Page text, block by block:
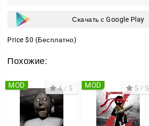
Скачать с Google Play
Price $0 (Бесплатно)
Похожие:
4 / 5
MOD 5 / 5
MOD